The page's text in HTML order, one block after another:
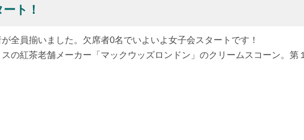
ト！
全員揃いました。欠席者0名でいよいよ女子会スタートです！
の紅茶老舗メーカー「マックウッズロンドン」のクリームスコーン。第